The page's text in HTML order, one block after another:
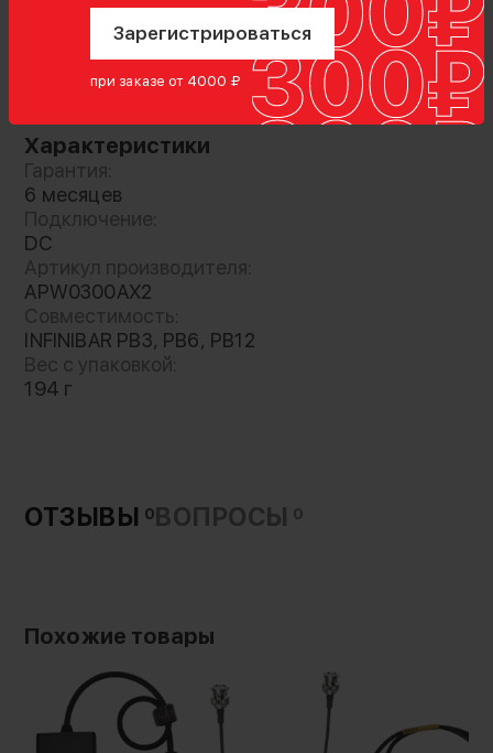
Зарегистрироваться
при заказе от 4000 ₽
Кабель - сплиттер для подключения питания
сразу к 8 осветителям INFINIBAR PB3, PB6 или
330 Вт (приобретается отдельно)
Комплектация
Характеристики
Гарантия:
6 месяцев
Подключение:
DC
Артикул производителя:
APW0300AX2
Совместимость:
INFINIBAR PB3, PB6, PB12
Вес с упаковкой:
194 г
ОТЗЫВЫ 0ВОПРОСЫ 0
Похожие товары